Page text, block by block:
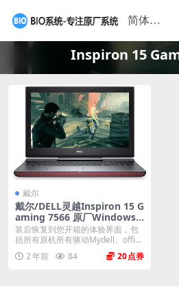
Inspiron 15
戴尔
戴尔/DELL灵越Inspiron 15 G
aming 7566 原厂Windows1
0系统 oem系统 不带F12功能
装后恢复到您开箱的体验界面，包
括所有原机所有驱动Mydell、offic
e、mc...
2 年前 84 20